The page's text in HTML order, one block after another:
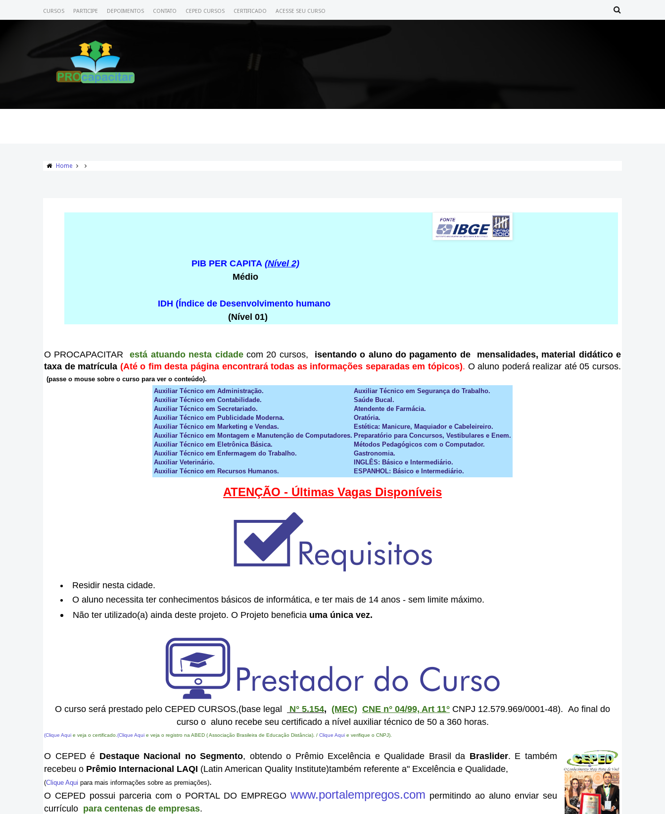
CURSOS PARTICIPE DEPOIMENTOS CONTATO CEPED CURSOS CERTIFICADO ACESSE SEU CURSO
Home
PIB PER CAPITA (Nível 2)
Médio
IDH (Índice de Desenvolvimento humano
(Nível 01)
O PROCAPACITARestá atuando nesta cidade com 20 cursos, isentando o aluno do pagamento de mensalidades, material didático e
taxa de matrícula (Até o fim desta página encontrará todas as informações separadas em tópicos). O aluno poderá realizar até 05 cursos.
(passe o mouse sobre o curso para ver o conteúdo).
Auxiliar Técnico em Administração.
Auxiliar Técnico em Contabilidade.
Auxiliar Técnico em Secretariado.
Auxiliar Técnico em Publicidade Moderna.
Auxiliar Técnico em Marketing e Vendas.
Auxiliar Técnico em Montagem e Manutenção de Computadores.
Auxiliar Técnico em Eletrônica Básica.
Auxiliar Técnico em Enfermagem do Trabalho.
Auxiliar Veterinário.
Auxiliar Técnico em Recursos Humanos.
Auxiliar Técnico em Segurança do Trabalho.
Saúde Bucal.
Atendente de Farmácia.
Oratória.
Estética: Manicure, Maquiador e Cabeleireiro.
Preparatório para Concursos, Vestibulares e Enem.
Métodos Pedagógicos com o Computador.
Gastronomia.
INGLÊS: Básico e Intermediário.
ESPANHOL: Básico e Intermediário.
ATENÇÃO - Últimas Vagas Disponíveis
Residir nesta cidade.
O aluno necessita ter conhecimentos básicos de informática, e ter mais de 14 anos - sem limite máximo.
Não ter utilizado(a) ainda deste projeto. O Projeto beneficia uma única vez.
O curso será prestado pelo CEPED CURSOS,(base legal N° 5.154, (MEC) CNE n° 04/99, Art 11° CNPJ 12.579.969/0001-48). Ao final do
curso o aluno recebe seu certificado a nível auxiliar técnico de 50 a 360 horas.
(Clique Aqui e veja o certificado. (Clique Aqui e veja o registro na ABED ( Associação Brasileira de Educação Distância). / Clique Aqui e verifique o CNPJ).
O CEPED é Destaque Nacional no Segmento, obtendo o Prêmio Excelência e Qualidade Brasil da Braslider. E também
recebeu o Prêmio Internacional LAQI (Latin American Quality Institute)também referente a" Excelência e Qualidade,
(Clique Aqui para mais informações sobre as premiações).
O CEPED possui parceria com o PORTAL DO EMPREGO www.portalempregos.com permitindo ao aluno enviar seu
currículo para centenas de empresas.